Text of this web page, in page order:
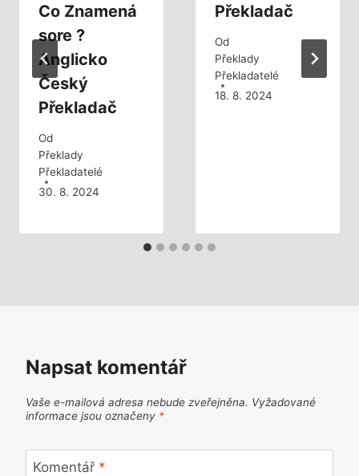
Co Znamená
sore ?
Anglicko
Český
Překladač
Od
Překlady
Překladatelé
30. 8. 2024
Překladač
Od
Překlady
Překladatelé
18. 8. 2024
Napsat komentář
Vaše e-mailová adresa nebude zveřejněna. Vyžadované
informace jsou označeny *
Komentář *